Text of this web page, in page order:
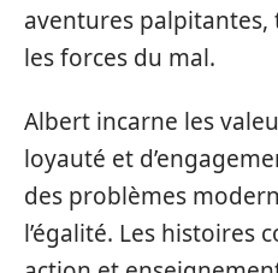
aventures
les forces du mal.
Albert incarne les
loyauté et
des problèmes
l’égalité. Les histoires